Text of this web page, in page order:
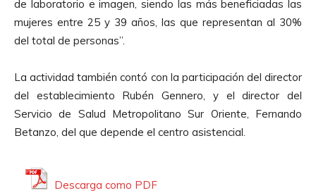
de laboratorio e imagen, siendo las más beneficiadas las
mujeres entre 25 y 39 años, las que representan al 30%
del total de personas”.
La actividad también contó con la participación del director
del establecimiento Rubén Gennero, y el director del
Servicio de Salud Metropolitano Sur Oriente, Fernando
Betanzo, del que depende el centro asistencial.
Descarga como PDF